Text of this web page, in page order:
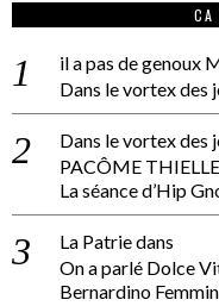
CA
il a pas de genoux
Dans le vortex des
Dans le vortex des
PACÔME
La séance d’Hip
La Patriedans
On a parlé Dolce
Bernardino